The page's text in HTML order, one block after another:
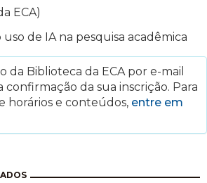
ECA)
de IA na pesquisa acadêmica
da Biblioteca da ECA por e-mail
da sua inscrição. Para
horários e conteúdos, entre em